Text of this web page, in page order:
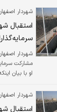
شهردار
استقبال
شهردار
مشارکت
او با بیان
سرمایه‌گذاری
شهردار
استقبال